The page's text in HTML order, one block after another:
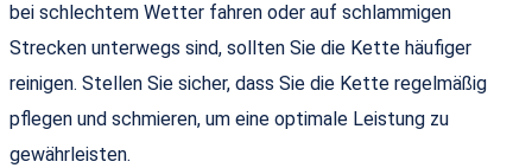
bei schlechtem Wetter fahren oder auf schlammigen
Strecken unterwegs sind, sollten Sie die Kette häufiger
reinigen. Stellen Sie sicher, dass Sie die Kette regelmäßig
pflegen und schmieren, um eine optimale Leistung zu
gewährleisten.